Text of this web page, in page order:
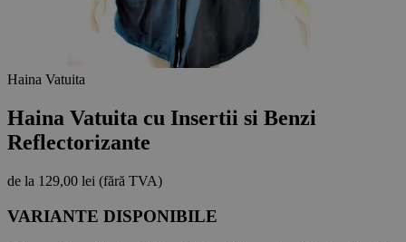
Haina Vatuita
Haina Vatuita cu Insertii si Benzi
Reflectorizante
de la 129,00 lei (fără TVA)
VARIANTE DISPONIBILE